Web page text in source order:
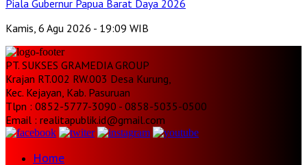
Piala Gubernur Papua Barat Daya 2026
Kamis, 6 Agu 2026 - 19:09 WIB
PT. SUKSES GRAMEDIA GROUP
Krajan RT.002 RW.003 Desa Kurung,
Kec. Kejayan, Kab. Pasuruan
Tlpn : 0852-5777-3090 - 0858-5035-0500
Email : realitapublik.id@gmail.com
Home